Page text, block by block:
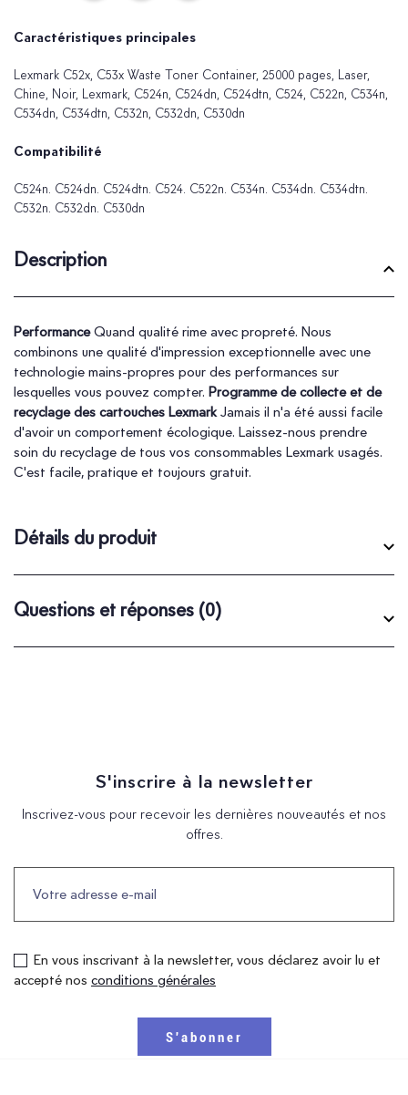
Caractéristiques principales
Lexmark C52x, C53x Waste Toner Container, 25000 pages, Laser,
Chine, Noir, Lexmark, C524n, C524dn, C524dtn, C524, C522n, C534n,
C534dn, C534dtn, C532n, C532dn, C530dn
Compatibilité
C524n. C524dn. C524dtn. C524. C522n. C534n. C534dn. C534dtn.
C532n. C532dn. C530dn
Description
PerformanceQuand qualité rime avec propreté. Nous
combinons une qualité d'impression exceptionnelle avec une
technologie mains-propres pour des performances sur
lesquelles vous pouvez compter. Programme de collecte et de
recyclage des cartouches LexmarkJamais il n'a été aussi facile
d'avoir un comportement écologique. Laissez-nous prendre
soin du recyclage de tous vos consommables Lexmark usagés.
C'est facile, pratique et toujours gratuit.
Détails du produit
Questions et réponses (0)
S'inscrire à la newsletter
Inscrivez-vous pour recevoir les dernières nouveautés et nos
offres.
En vous inscrivant à la newsletter, vous déclarez avoir lu et
accepté nos conditions générales